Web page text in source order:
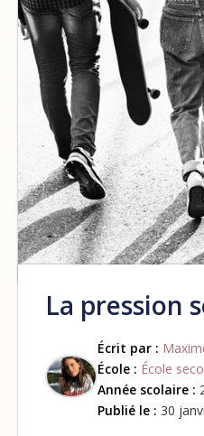
La pression
Écrit par :
École : École
Année scolaire :
Publié le : 30